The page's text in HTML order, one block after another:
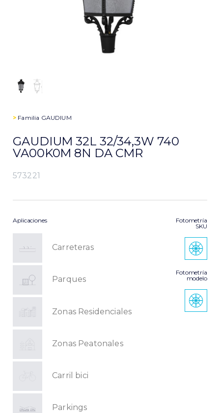
> Familia GAUDIUM
GAUDIUM 32L 32/34,3W 740
VA00K0M 8N DA CMR
573221
Aplicaciones
Carreteras
Parques
Zonas Residenciales
Zonas Peatonales
Carril bici
Parkings
Fotometría
SKU
Fotometría
modelo